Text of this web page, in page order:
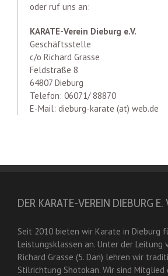
oder ruf uns an:
KARATE-Verein Dieburg e.V.
Geschäftsstelle
c/o Richard Grasse
Feldstraße 8
64807 Dieburg
Telefon: 06071/ 88870
E-Mail: dieburg-karate (at) web.de
DER KARATE-VEREIN DIEBURG E.
Seit 2010 bieten wir Karate in Dieburg
Leistungsklassen an. Unter der Leitung
Richard Grasse (5. Dan) lehren wir
Stilrichtung Shotokan. Wir sind Mitglied